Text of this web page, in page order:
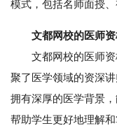
模式，包括名师面授、
文都网校的医师
文都网校的医师资
聚了医学领域的资深
拥有深厚的医学背景
帮助学生更好地理解